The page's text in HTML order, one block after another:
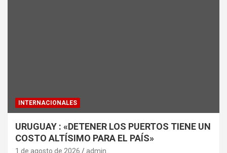
INTERNACIONALES
URUGUAY : «DETENER LOS PUERTOS TIENE UN
COSTO ALTÍSIMO PARA EL PAÍS»
1 de agosto de 2026 admin